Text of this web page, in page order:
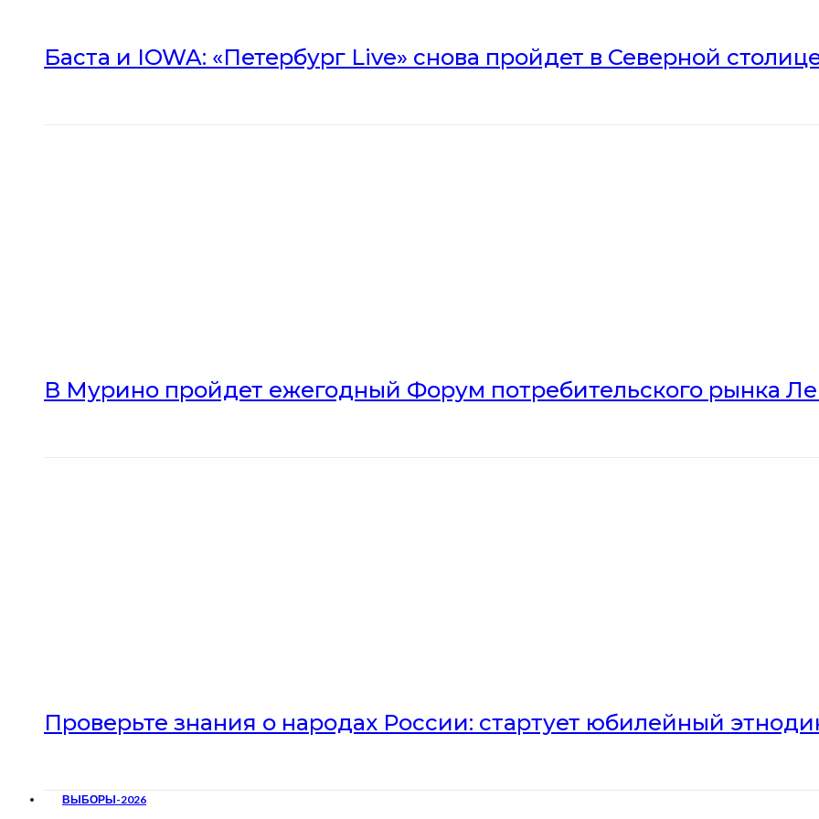
Баста и IOWA: «Петербург Live» снова пройдет в Северной
В Мурино пройдет ежегодный Форум потребительского рынка
Проверьте знания о народах России: стартует юбилейный
ВЫБОРЫ-2026